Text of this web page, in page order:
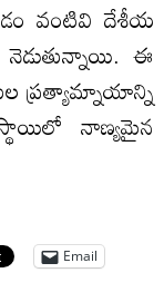
వంటివి దేశీయ
నెడుతున్నాయి. ఈ
ప్రత్యామ్నాయాన్ని
నాణ్యమైన
Email